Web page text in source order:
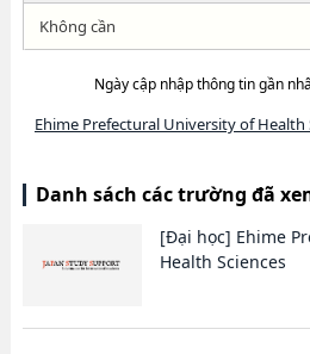
Không cần
Ngày cập nhập thông tin gần
Ehime Prefectural University of Health
Danh sách các trường đã
[Đại học] Ehime
Health Sciences